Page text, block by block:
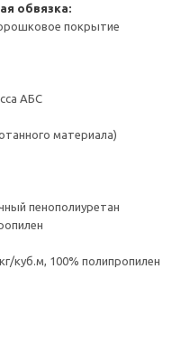
обвязка:
покрытие
АБС
материала)
пенополиуретан
куб.м, 100% полипропилен